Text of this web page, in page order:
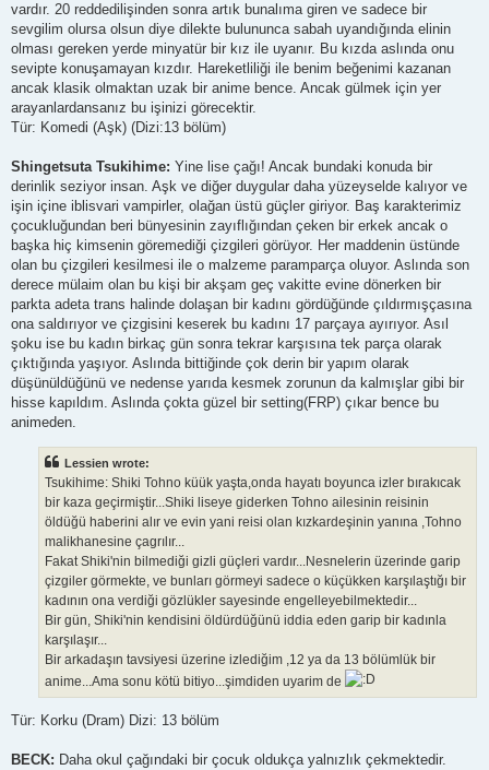
vardır. 20 reddedilişinden sonra artık bunalıma giren ve sadece bir
sevgilim olursa olsun diye dilekte bulununca sabah uyandığında elinin
olması gereken yerde minyatür bir kız ile uyanır. Bu kızda aslında onu
sevipte konuşamayan kızdır. Hareketliliği ile benim beğenimi kazanan
ancak klasik olmaktan uzak bir anime bence. Ancak gülmek için yer
arayanlardansanız bu işinizi görecektir.
Tür: Komedi (Aşk) (Dizi:13 bölüm)
Shingetsuta Tsukihime: Yine lise çağı! Ancak bundaki konuda bir
derinlik seziyor insan. Aşk ve diğer duygular daha yüzeyselde kalıyor ve
işin içine iblisvari vampirler, olağan üstü güçler giriyor. Baş karakterimiz
çocukluğundan beri bünyesinin zayıflığından çeken bir erkek ancak o
başka hiç kimsenin göremediği çizgileri görüyor. Her maddenin üstünde
olan bu çizgileri kesilmesi ile o malzeme paramparça oluyor. Aslında son
derece mülaim olan bu kişi bir akşam geç vakitte evine dönerken bir
parkta adeta trans halinde dolaşan bir kadını gördüğünde çıldırmışçasına
ona saldırıyor ve çizgisini keserek bu kadını 17 parçaya ayırıyor. Asıl
şoku ise bu kadın birkaç gün sonra tekrar karşısına tek parça olarak
çıktığında yaşıyor. Aslında bittiğinde çok derin bir yapım olarak
düşünüldüğünü ve nedense yarıda kesmek zorunun da kalmışlar gibi bir
hisse kapıldım. Aslında çokta güzel bir setting(FRP) çıkar bence bu
animeden.
Lessien wrote:
Tsukihime: Shiki Tohno küük yaşta,onda hayatı boyunca izler bırakıcak
bir kaza geçirmiştir...Shiki liseye giderken Tohno ailesinin reisinin
öldüğü haberini alır ve evin yani reisi olan kızkardeşinin yanına ,Tohno
malikhanesine çagrılır...
Fakat Shiki'nin bilmediği gizli güçleri vardır...Nesnelerin üzerinde garip
çizgiler görmekte, ve bunları görmeyi sadece o küçükken karşılaştığı bir
kadının ona verdiği gözlükler sayesinde engelleyebilmektedir...
Bir gün, Shiki'nin kendisini öldürdüğünü iddia eden garip bir kadınla
karşılaşır...
Bir arkadaşın tavsiyesi üzerine izlediğim ,12 ya da 13 bölümlük bir
anime...Ama sonu kötü bitiyo...şimdiden uyarim de
Tür: Korku (Dram) Dizi: 13 bölüm
BECK: Daha okul çağındaki bir çocuk oldukça yalnızlık çekmektedir.